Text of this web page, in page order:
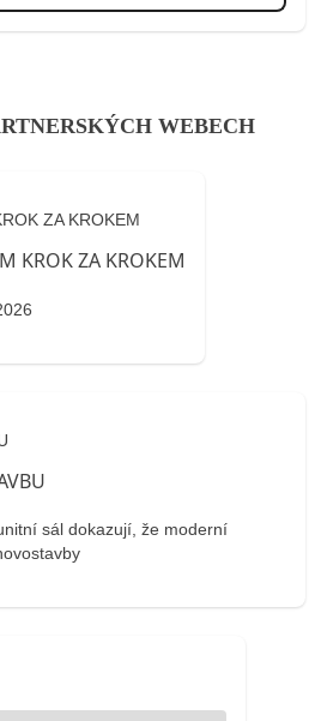
WEBECH
ZA KROKEM
sál dokazují, že moderní